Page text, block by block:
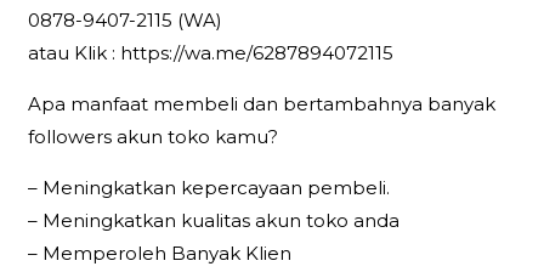
0878-9407-2115 (WA)
atau Klik : https://wa.me/6287894072115
Apa manfaat membeli dan bertambahnya banyak
followers akun toko kamu?
– Meningkatkan kepercayaan pembeli.
– Meningkatkan kualitas akun toko anda
– Memperoleh Banyak Klien